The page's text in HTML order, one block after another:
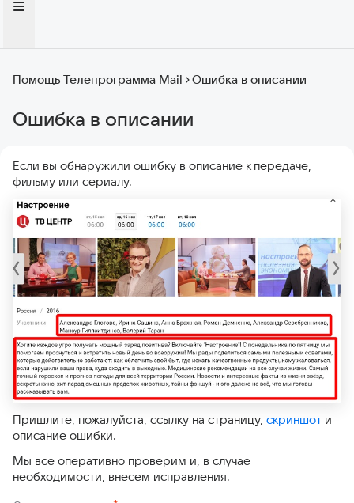
Помощь Телепрограмма Mail Ошибка в описании
Ошибка в описании
Если вы обнаружили ошибку в описание к передаче,
фильму или сериалу.
Пришлите, пожалуйста, ссылку на страницу, скриншот и
описание ошибки.
Мы все оперативно проверим и, в случае
необходимости, внесем исправления.